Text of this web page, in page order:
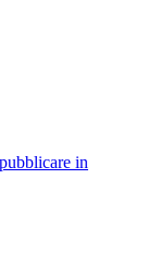
in